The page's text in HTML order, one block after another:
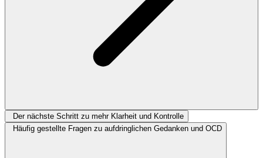
Der nächste Schritt zu mehr Klarheit und Kontrolle
Häufig gestellte Fragen zu aufdringlichen Gedanken und OCD